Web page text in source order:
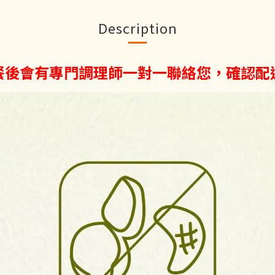
Description
會有專門調理師一對一聯絡您，確認配